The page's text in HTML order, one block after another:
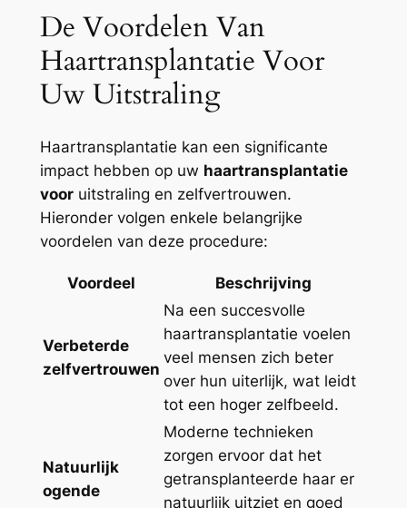
De Voordelen Van
Haartransplantatie Voor
Uw Uitstraling
Haartransplantatie kan een significante
impact hebben op uw haartransplantatie
vooruitstraling en zelfvertrouwen.
Hieronder volgen enkele belangrijke
voordelen van deze procedure:
Voordeel Beschrijving
Verbeterde
zelfvertrouwen
Na een succesvolle
haartransplantatie voelen
veel mensen zich beter
over hun uiterlijk, wat leidt
tot een hoger zelfbeeld.
Natuurlijk
ogende
Moderne technieken
zorgen ervoor dat het
getransplanteerde haar er
natuurlijk uitziet en goed